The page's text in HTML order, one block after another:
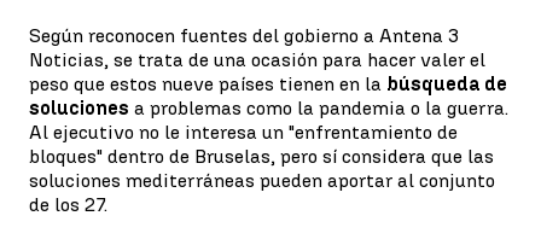
Según reconocen fuentes del gobierno a Antena 3
Noticias, se trata de una ocasión para hacer valer el
peso que estos nueve países tienen en la búsqueda de
soluciones a problemas como la pandemia o la guerra.
Al ejecutivo no le interesa un "enfrentamiento de
bloques" dentro de Bruselas, pero sí considera que las
soluciones mediterráneas pueden aportar al conjunto
de los 27.